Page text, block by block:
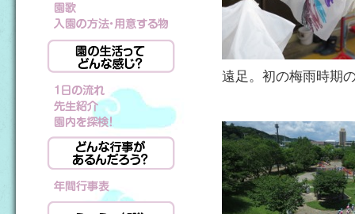
遠足。初の梅雨時期